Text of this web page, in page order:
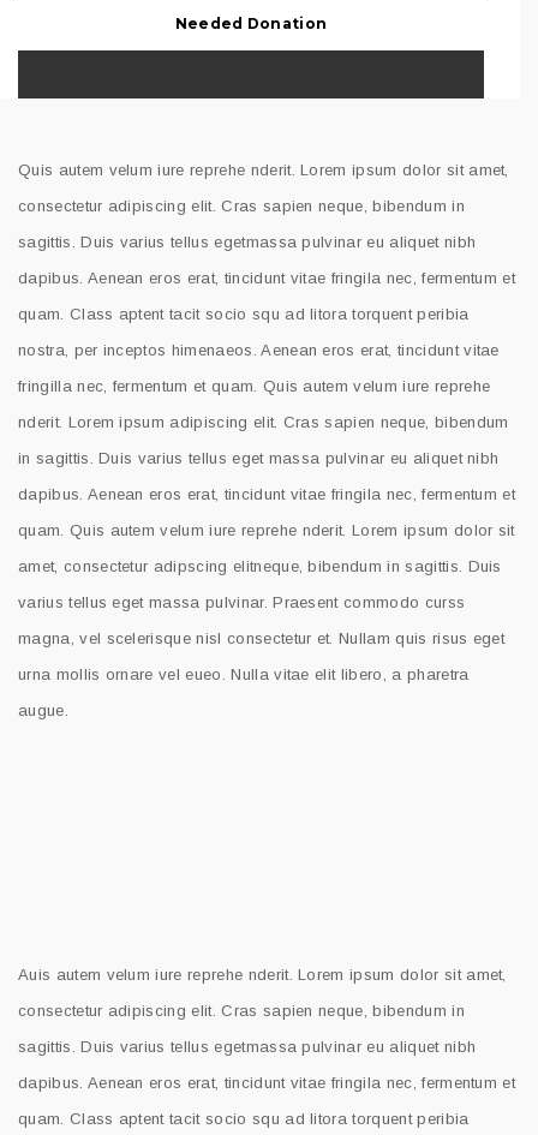
Needed Donation
Quis autem velum iure reprehe nderit. Lorem ipsum dolor sit amet,
consectetur adipiscing elit. Cras sapien neque, bibendum in
sagittis. Duis varius tellus egetmassa pulvinar eu aliquet nibh
dapibus. Aenean eros erat, tincidunt vitae fringila nec, fermentum et
quam. Class aptent tacit socio squ ad litora torquent peribia
nostra, per inceptos himenaeos. Aenean eros erat, tincidunt vitae
fringilla nec, fermentum et quam. Quis autem velum iure reprehe
nderit. Lorem ipsum adipiscing elit. Cras sapien neque, bibendum
in sagittis. Duis varius tellus eget massa pulvinar eu aliquet nibh
dapibus. Aenean eros erat, tincidunt vitae fringila nec, fermentum et
quam. Quis autem velum iure reprehe nderit. Lorem ipsum dolor sit
amet, consectetur adipscing elitneque, bibendum in sagittis. Duis
varius tellus eget massa pulvinar. Praesent commodo curss
magna, vel scelerisque nisl consectetur et. Nullam quis risus eget
urna mollis ornare vel eueo. Nulla vitae elit libero, a pharetra
augue.
Auis autem velum iure reprehe nderit. Lorem ipsum dolor sit amet,
consectetur adipiscing elit. Cras sapien neque, bibendum in
sagittis. Duis varius tellus egetmassa pulvinar eu aliquet nibh
dapibus. Aenean eros erat, tincidunt vitae fringila nec, fermentum et
quam. Class aptent tacit socio squ ad litora torquent peribia